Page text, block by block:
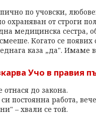
по учовски,
охраняван от строги
медицинска сестра,
Когато се
каза „да".
Учо в правия
отнася до закона.
постоянна работа,
– хвали се той.